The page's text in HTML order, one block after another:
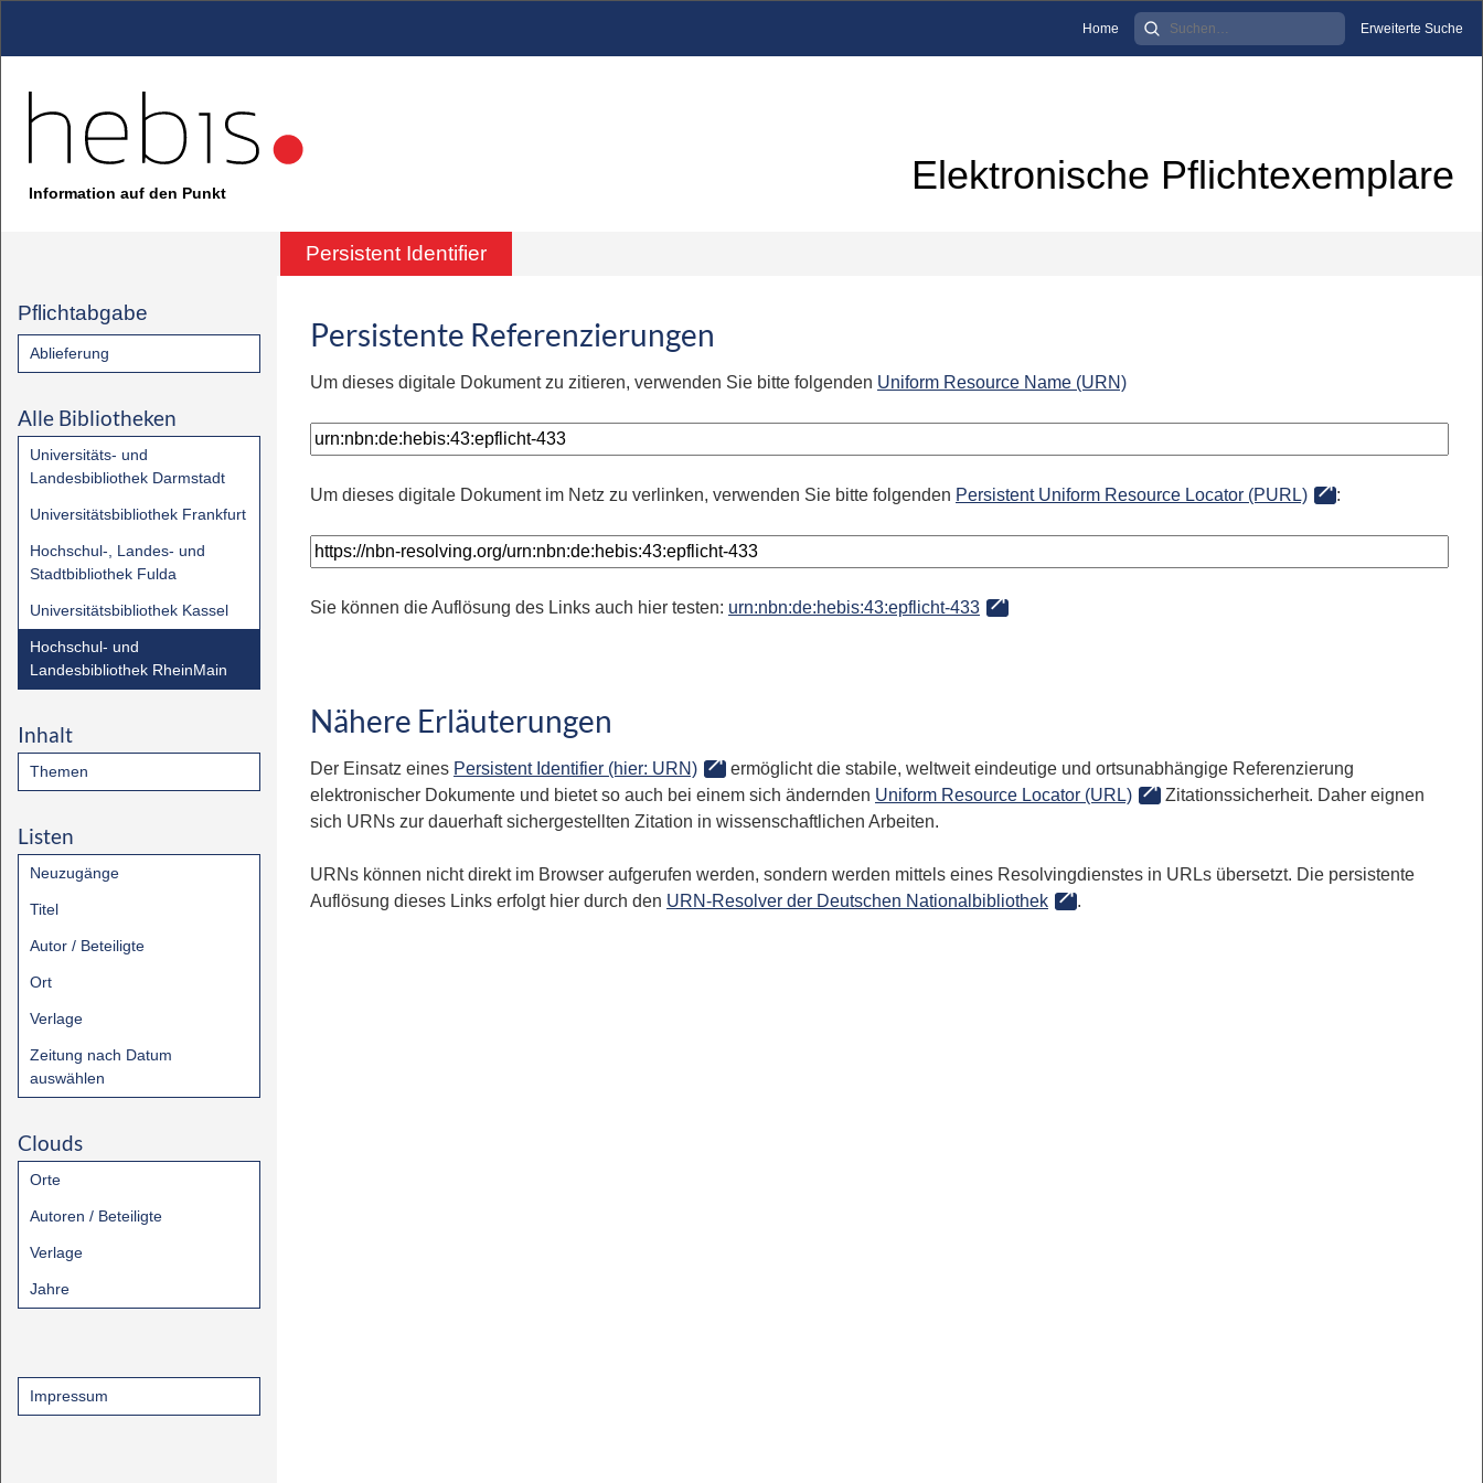
Home Erweiterte Suche
Information auf den Punkt Elektronische Pflichtexemplare
Persistent Identifier
Pflichtabgabe
Ablieferung
Alle Bibliotheken
Universitäts- und
Landesbibliothek Darmstadt
Universitätsbibliothek Frankfurt
Hochschul-, Landes- und
Stadtbibliothek Fulda
Universitätsbibliothek Kassel
Hochschul- und
Landesbibliothek RheinMain
Inhalt
Themen
Listen
Neuzugänge
Titel
Autor / Beteiligte
Ort
Verlage
Zeitung nach Datum
auswählen
Clouds
Orte
Autoren / Beteiligte
Verlage
Jahre
Impressum
Persistente Referenzierungen
Um dieses digitale Dokument zu zitieren, verwenden Sie bitte folgenden Uniform Resource Name (URN)
Um dieses digitale Dokument im Netz zu verlinken, verwenden Sie bitte folgenden Persistent Uniform Resource Locator (PURL) :
Sie können die Auflösung des Links auch hier testen: urn:nbn:de:hebis:43:epflicht-433
Nähere Erläuterungen
Der Einsatz eines Persistent Identifier (hier: URN)
ermöglicht die stabile, weltweit eindeutige und ortsunabhängige Referenzierung
elektronischer Dokumente und bietet so auch bei einem sich ändernden Uniform Resource Locator (URL)
Zitationssicherheit. Daher eignen
sich URNs zur dauerhaft sichergestellten Zitation in wissenschaftlichen Arbeiten.
URNs können nicht direkt im Browser aufgerufen werden, sondern werden mittels eines Resolvingdienstes in URLs übersetzt. Die persistente
Auflösung dieses Links erfolgt hier durch den URN-Resolver der Deutschen Nationalbibliothek .